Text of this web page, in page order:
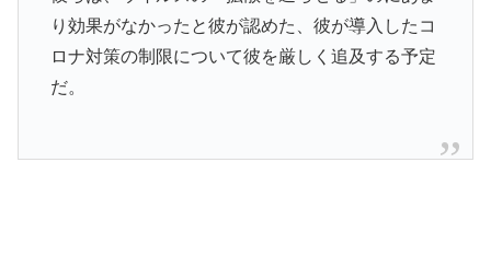
り効果がなかったと彼が認めた、彼が導入したコ
ロナ対策の制限について彼を厳しく追及する予定
だ。